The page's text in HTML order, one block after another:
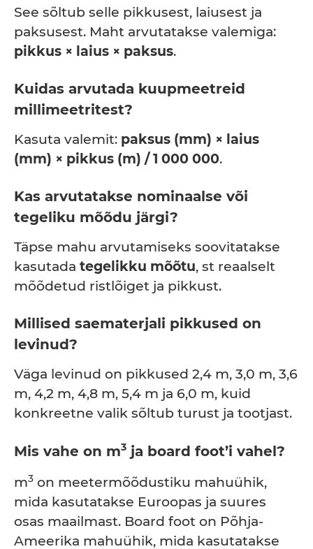
See sõltub selle pikkusest, laiusest ja
paksusest. Maht arvutatakse valemiga:
pikkus × laius × paksus.
Kuidas arvutada kuupmeetreid
millimeetritest?
Kasuta valemit: paksus (mm) × laius
(mm) × pikkus (m) / 1 000 000.
Kas arvutatakse nominaalse või
tegeliku mõõdu järgi?
Täpse mahu arvutamiseks soovitatakse
kasutada tegelikku mõõtu, st reaalselt
mõõdetud ristlõiget ja pikkust.
Millised saematerjali pikkused on
levinud?
Väga levinud on pikkused 2,4 m, 3,0 m, 3,6
m, 4,2 m, 4,8 m, 5,4 m ja 6,0 m, kuid
konkreetne valik sõltub turust ja tootjast.
Mis vahe on m3 ja board foot’i vahel?
m3 on meetermõõdustiku mahuühik,
mida kasutatakse Euroopas ja suures
osas maailmast. Board foot on Põhja-
Ameerika mahuühik, mida kasutatakse